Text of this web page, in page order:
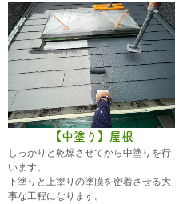
【中塗り】屋根
しっかりと乾燥させてから中塗りを行
います。
下塗りと上塗りの塗膜を密着させる大
事な工程になります。